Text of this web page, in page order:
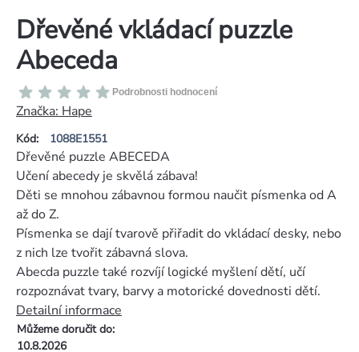
Dřevěné vkládací puzzle
Abeceda
Kód: 1088E1551
Průměrné
hodnocení
produktu
je
0,0
z
hvězdiček.
Podrobnosti hodnocení
Značka: Hape
Můžeme doručit do:
10.8.2026
Dřevěné puzzle ABECEDA
Učení abecedy je skvělá zábava!
Děti se mnohou zábavnou formou naučit písmenka od A
až do Z.
Písmenka se dají tvarově přiřadit do vkládací desky, nebo
z nich lze tvořit zábavná slova.
Abecda puzzle také rozvíjí logické myšlení dětí, učí
rozpoznávat tvary, barvy a motorické dovednosti dětí.
Detailní informace